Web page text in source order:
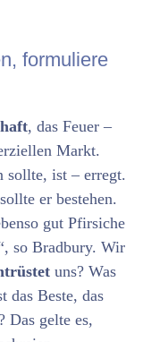
formuliere
, das Feuer –
Markt.
sollte, ist – erregt.
er bestehen.
gut Pfirsiche
so Bradbury. Wir
uns? Was
das Beste, das
Das gelte es,